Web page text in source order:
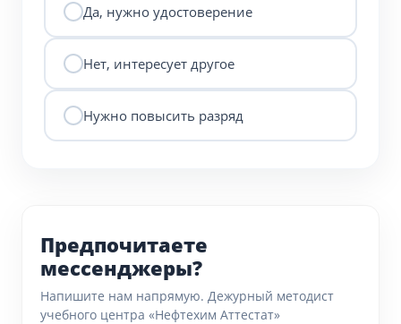
Да, нужно удостоверение
Нет, интересует другое
Нужно повысить разряд
Предпочитаете
мессенджеры?
Напишите нам напрямую. Дежурный методист
учебного центра «Нефтехим Аттестат»